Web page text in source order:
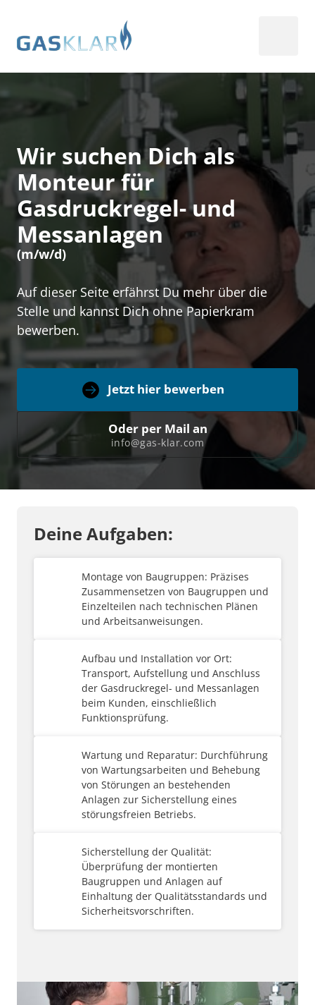
Wir suchen Dich als
Monteur für
Gasdruckregel- und
Messanlagen
(m/w/d)
Auf dieser Seite erfährst Du mehr über die
Stelle und kannst Dich ohne Papierkram
bewerben.
Jetzt hier bewerben
Oder per Mail an
info@gas-klar.com
Deine Aufgaben:
Montage von Baugruppen: Präzises
Zusammensetzen von Baugruppen und
Einzelteilen nach technischen Plänen
und Arbeitsanweisungen.
Aufbau und Installation vor Ort:
Transport, Aufstellung und Anschluss
der Gasdruckregel- und Messanlagen
beim Kunden, einschließlich
Funktionsprüfung.
Wartung und Reparatur: Durchführung
von Wartungsarbeiten und Behebung
von Störungen an bestehenden
Anlagen zur Sicherstellung eines
störungsfreien Betriebs.
Sicherstellung der Qualität:
Überprüfung der montierten
Baugruppen und Anlagen auf
Einhaltung der Qualitätsstandards und
Sicherheitsvorschriften.